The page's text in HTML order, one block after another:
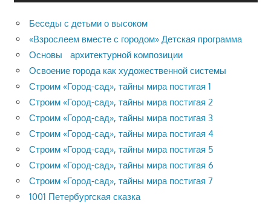
Беседы с детьми о высоком
«Взрослеем вместе с городом» Детская программа
Основы архитектурной композиции
Освоение города как художественной системы
Строим «Город-сад», тайны мира постигая 1
Строим «Город-сад», тайны мира постигая 2
Строим «Город-сад», тайны мира постигая 3
Строим «Город-сад», тайны мира постигая 4
Строим «Город-сад», тайны мира постигая 5
Строим «Город-сад», тайны мира постигая 6
Строим «Город-сад», тайны мира постигая 7
1001 Петербургская сказка